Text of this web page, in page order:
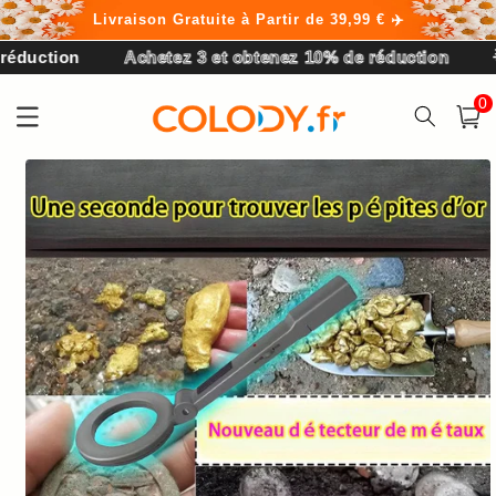
et
passer
au
contenu
Livraison Gratuite à Partir de 39,99 € ✈️
Achetez 3 et obtenez 10% de réduction
Panier
0
0
Passer aux
produits